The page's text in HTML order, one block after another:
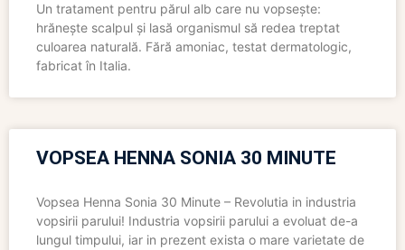
Un tratament pentru părul alb care nu vopsește:
hrănește scalpul și lasă organismul să redea treptat
culoarea naturală. Fără amoniac, testat dermatologic,
fabricat în Italia.
VOPSEA HENNA SONIA 30 MINUTE
Vopsea Henna Sonia 30 Minute – Revolutia in industria
vopsirii parului! Industria vopsirii parului a evoluat de-a
lungul timpului, iar in prezent exista o mare varietate de